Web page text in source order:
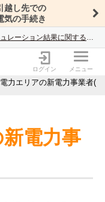
越し先での
気の手続き
中東情勢を受けた電気料金シミュレーション結果に関するご案内
エネチェンジ
ログイン メニュー
力エリアの新電力事業者
電力事